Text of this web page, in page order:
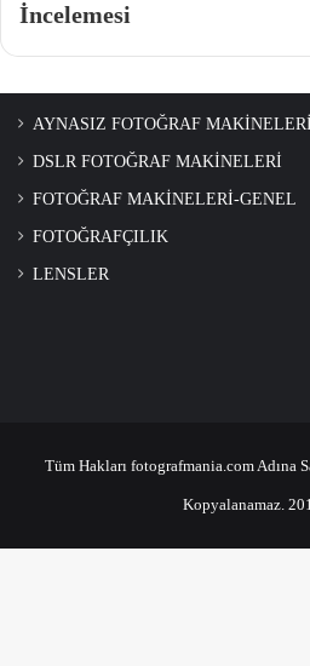
İncelemesi
AYNASIZ FOTOĞRAF MAKİNELERİ
DSLR FOTOĞRAF MAKİNELERİ
FOTOĞRAF MAKİNELERİ-GENEL
FOTOĞRAFÇILIK
LENSLER
Tüm Hakları fotografmania.com Adına
Kopyalanamaz.